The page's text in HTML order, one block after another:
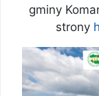
gminy
strony